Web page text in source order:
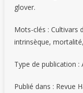
glover.
Mots-clés : Cultivars
intrinsèque,
Type de publication :
Publié dans : Revue